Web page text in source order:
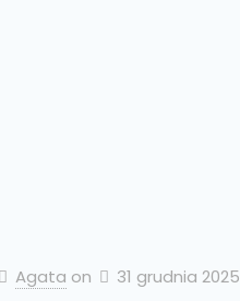
Agata on 31 grudnia 2025